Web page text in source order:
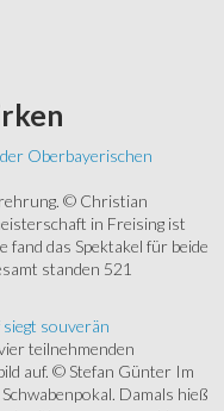
Oberbayerischen
© Christian
in Freising ist
fand das Spektakel für beide
standen 521
souverän
teilnehmenden
auf. © Stefan Günter Im
Damals hieß